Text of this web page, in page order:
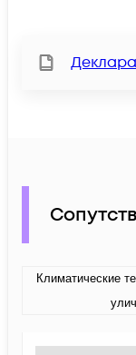
Климатические